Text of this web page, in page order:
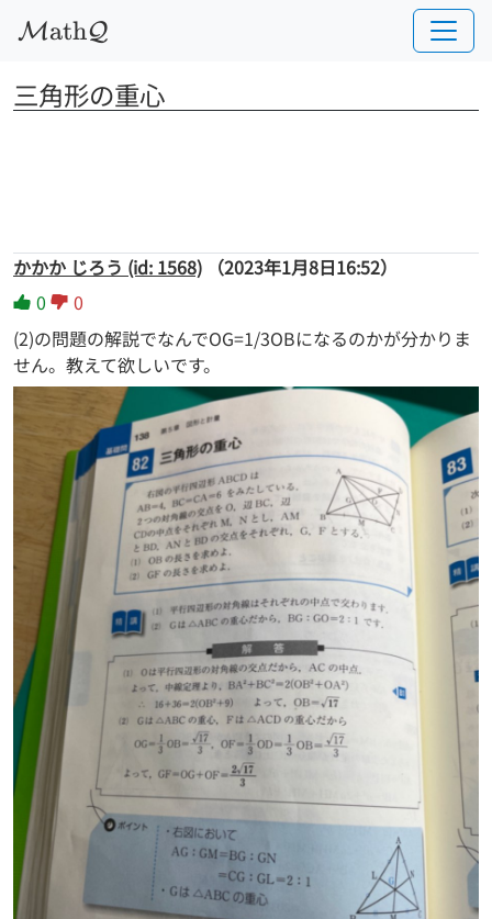
MathQ
三角形の重心
かかか じろう (id: 1568)
（2023年1月8日16:52）
0
0
(2)の問題の解説でなんでOG=1/3OBになるのかが分かりま
せん。教えて欲しいです。